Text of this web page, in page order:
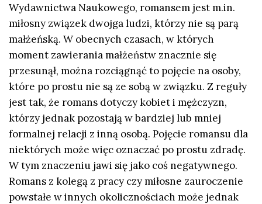
Wydawnictwa Naukowego, romansem jest m.in.
miłosny związek dwojga ludzi, którzy nie są parą
małżeńską. W obecnych czasach, w których
moment zawierania małżeństw znacznie się
przesunął, można rozciągnąć to pojęcie na osoby,
które po prostu nie są ze sobą w związku. Z reguły
jest tak, że romans dotyczy kobiet i mężczyzn,
którzy jednak pozostają w bardziej lub mniej
formalnej relacji z inną osobą. Pojęcie romansu dla
niektórych może więc oznaczać po prostu zdradę.
W tym znaczeniu jawi się jako coś negatywnego.
Romans z kolegą z pracy czy miłosne zauroczenie
powstałe w innych okolicznościach może jednak